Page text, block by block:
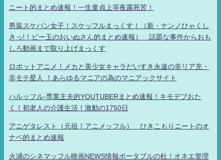
ニート的まとめ速報！一生童貞上等夜露死苦！
男装スケバン女子！スケッフルまっくす！（新・ナンノひゃくし
きっ!！ビー玉のおいぬさん的まとめ速報） 話題な事件からおも
しろ動画まで取り上げまっくす
ロボットアニメ！メカと美少女キャラだいすき永遠の非リア充・
非モテ星人 ！あらゆるマニアの為のマニアックサイト
ハルッフル-専業主夫的YOUTUBERまとめ速報！キモデブおた
く！初老人の介護生活！激動の1750日
アニゲタレスト（元祖！アニメッフル） ひきこもりニートのオ
ナベ的まとめ速報
火浦のシネマッフル映画NEWS情報ポータブルの杜！オネエ管理